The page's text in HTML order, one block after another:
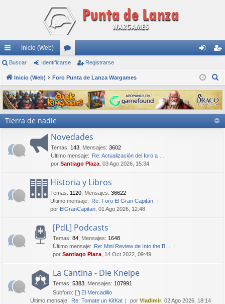
nl
ac
es
rá
pi
Inicio (Web)
or
os nti
fic
ar
ist
ra
rs
e
Buscar Identificarse Registrarse
Inicio (Web) Foro Punta de Lanza Wargames
s
c
Tierra de nadie
Novedades
Temas: 143 Mensajes: 3602
Último mensaje: Re: Actualización del foro a …
por Santiago Plaza , 03 Ago 2026, 15:34
Historia y Libros
Temas: 1120 Mensajes: 36622
Último mensaje: Re: Foro El Gran Capitán.
por ElGranCapitan , 01 Ago 2026, 12:48
[PdL] Podcasts
Temas: 84 Mensajes: 1648
Último mensaje: Re: Mini Review de Into the B…
por Santiago Plaza , 14 Oct 2022, 09:49
La Cantina - Die Kneipe
Temas: 5383 Mensajes: 107991
Subforo:
El Mercadillo
Último mensaje: Re: Tomate un KitKat por Vladimir, 02 Ago 2026, 18:14